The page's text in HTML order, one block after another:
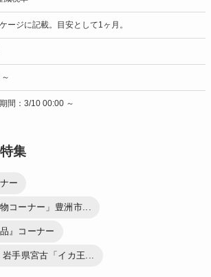
ージに記載。目安として1ヶ月。
間：3/10 00:00 ～
集
ー
コーナー」豊洲市...
』コーナー
手県宮古「イカ王...